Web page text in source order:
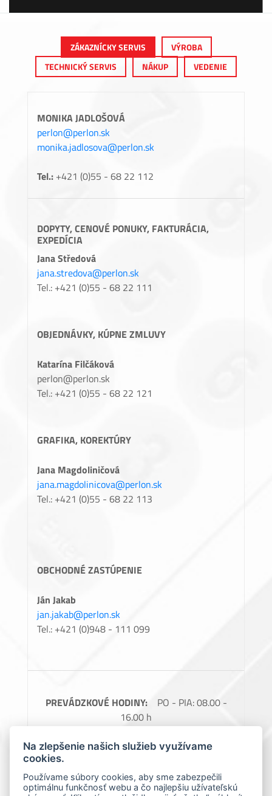
ZÁKAZNÍCKY SERVIS
VÝROBA
TECHNICKÝ SERVIS
NÁKUP VEDENIE
MONIKA JADLOŠOVÁ
perlon@perlon.sk
monika.jadlosova@perlon.sk
Tel.: +421 (0)55 - 68 22 112
DOPYTY, CENOVÉ PONUKY, FAKTURÁCIA,
EXPEDÍCIA
Jana Středová
jana.stredova@perlon.sk
Tel.: +421 (0)55 - 68 22 111
OBJEDNÁVKY, KÚPNE ZMLUVY
Katarína Filčáková
perlon@perlon.sk
Tel.: +421 (0)55 - 68 22 121
GRAFIKA, KOREKTÚRY
Jana Magdoliničová
jana.magdolinicova@perlon.sk
Tel.: +421 (0)55 - 68 22 113
OBCHODNÉ ZASTÚPENIE
Ján Jakab
jan.jakab@perlon.sk
Tel.: +421 (0)948 - 111 099
PREVÁDZKOVÉ HODINY:
PO - PIA: 08.00 -
16.00 h
FAKTURAČNÉ ÚDAJE:Perlon, spol. s.r.o.,
Barčianska 66, 040 17 Košice, IČO: 31728685,
IČ DPH: SK2020488976
Na zlepšenie našich služieb využívame
cookies.
Používame súbory cookies, aby sme zabezpečili
optimálnu funkčnosť webu a čo najlepšiu užívateľskú